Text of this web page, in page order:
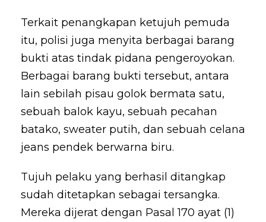
Terkait penangkapan ketujuh pemuda
itu, polisi juga menyita berbagai barang
bukti atas tindak pidana pengeroyokan.
Berbagai barang bukti tersebut, antara
lain sebilah pisau golok bermata satu,
sebuah balok kayu, sebuah pecahan
batako, sweater putih, dan sebuah celana
jeans pendek berwarna biru.
Tujuh pelaku yang berhasil ditangkap
sudah ditetapkan sebagai tersangka.
Mereka dijerat dengan Pasal 170 ayat (1)